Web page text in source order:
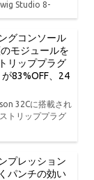
Studio 8-
グコンソール
モジュールを
リッププラグ
83%OFF、24
32Cに搭載され
トリッププラグ
プレッション
パンチの効い